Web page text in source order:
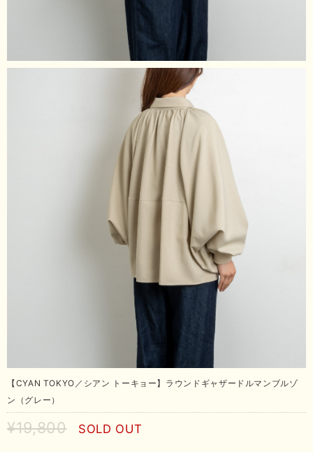
【CYAN TOKYO／シアン トーキョー】ラウンドギャザードルマンブルゾ
ン（グレー）
¥19,800 SOLD OUT